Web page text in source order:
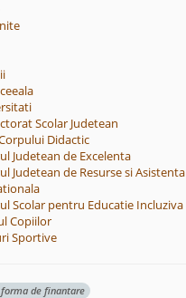
Scolar Judetean
Didactic
Judetean de Excelenta
Judetean de Resurse si Asistenta
Scolar pentru Educatie Incluziva
Copiilor
Sportive
forma de finantare